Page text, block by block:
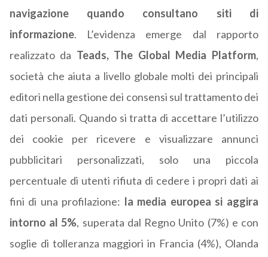
navigazione quando consultano siti di
informazione. L’evidenza emerge dal rapporto
realizzato da Teads, The Global Media Platform,
società che aiuta a livello globale molti dei principali
editori nella gestione dei consensi sul trattamento dei
dati personali. Quando si tratta di accettare l’utilizzo
dei cookie per ricevere e visualizzare annunci
pubblicitari personalizzati, solo una piccola
percentuale di utenti rifiuta di cedere i propri dati ai
fini di una profilazione: la media europea si aggira
intorno al 5%, superata dal Regno Unito (7%) e con
soglie di tolleranza maggiori in Francia (4%), Olanda